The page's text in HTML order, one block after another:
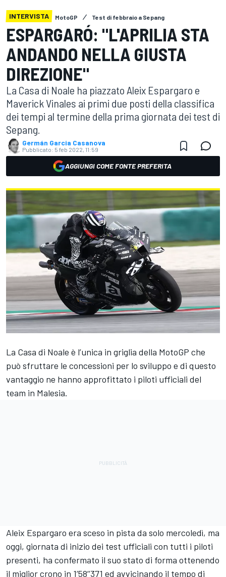
INTERVISTA MotoGP Test di febbraio a Sepang
ESPARGARÓ: "L'APRILIA STA
ANDANDO NELLA GIUSTA
DIREZIONE"
La Casa di Noale ha piazzato Aleix Espargaro e
Maverick Vinales ai primi due posti della classifica
dei tempi al termine della prima giornata dei test di
Sepang.
Germán Garcia Casanova
Pubblicato: 5 feb 2022, 11:59
AGGIUNGI COME FONTE PREFERITA
La Casa di Noale è l’unica in griglia della MotoGP che
può sfruttare le concessioni per lo sviluppo e di questo
vantaggio ne hanno approfittato i piloti ufficiali del
team in Malesia.
Aleix Espargaro era sceso in pista da solo mercoledì, ma
oggi, giornata di inizio dei test ufficiali con tutti i piloti
presenti, ha confermato il suo stato di forma ottenendo
il miglior crono in 1’58’’371 ed avvicinando il tempo di